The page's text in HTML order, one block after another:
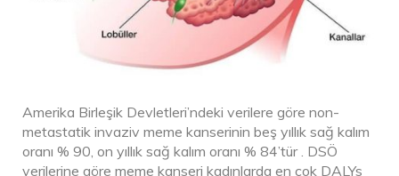
Amerika Birleşik Devletleri’ndeki verilere göre non-
metastatik invaziv meme kanserinin beş yıllık sağ kalım
oranı % 90, on yıllık sağ kalım oranı % 84’tür . DSÖ
verilerine göre meme kanseri kadınlarda en çok DALYs